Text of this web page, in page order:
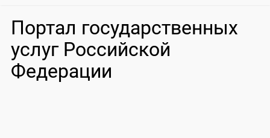
Портал государственных
услуг Российской
Федерации